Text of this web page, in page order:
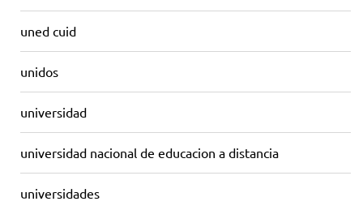
uned cuid
unidos
universidad
universidad nacional de educacion a distancia
universidades